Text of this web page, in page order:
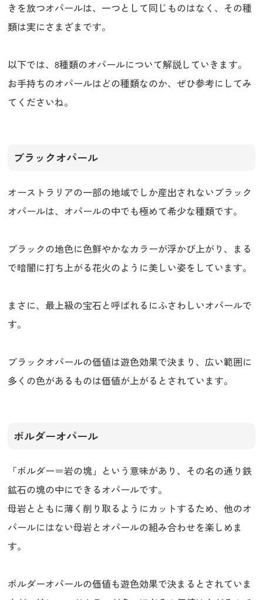
きを放つオパールは、一つとして同じものはなく、その種
類は実にさまざまです。
以下では、8種類のオパールについて解説していきます。
お手持ちのオパールはどの種類なのか、ぜひ参考にしてみ
てくださいね。
ブラックオパール
オーストラリアの一部の地域でしか産出されないブラック
オパールは、オパールの中でも極めて希少な種類です。
ブラックの地色に色鮮やかなカラーが浮かび上がり、まる
で暗闇に打ち上がる花火のように美しい姿をしています。
まさに、最上級の宝石と呼ばれるにふさわしいオパールで
す。
ブラックオパールの価値は遊色効果で決まり、広い範囲に
多くの色があるものは価値が上がるとされています。
ボルダーオパール
「ボルダー＝岩の塊」という意味があり、その名の通り鉄
鉱石の塊の中にできるオパールです。
母岩とともに薄く削り取るようにカットするため、他のオ
パールにはない母岩とオパールの組み合わせを楽しめま
す。
ボルダーオパールの価値も遊色効果で決まるとされていま